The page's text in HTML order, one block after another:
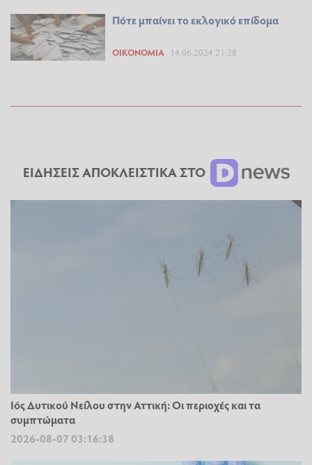
Πότε μπαίνει το εκλογικό επίδομα
ΟΙΚΟΝΟΜΊΑ 14.06.2024 21:28
ΕΙΔΗΣΕΙΣ ΑΠΟΚΛΕΙΣΤΙΚΑ ΣΤΟ
Ιός Δυτικού Νείλου στην Αττική: Οι περιοχές και τα
συμπτώματα
2026-08-07 03:16:38